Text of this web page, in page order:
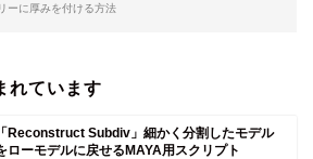
ーに厚みを付ける方法
れています
「Reconstruct Subdiv」細かく分割したモデル
ローモデルに戻せるMAYA用スクリプト